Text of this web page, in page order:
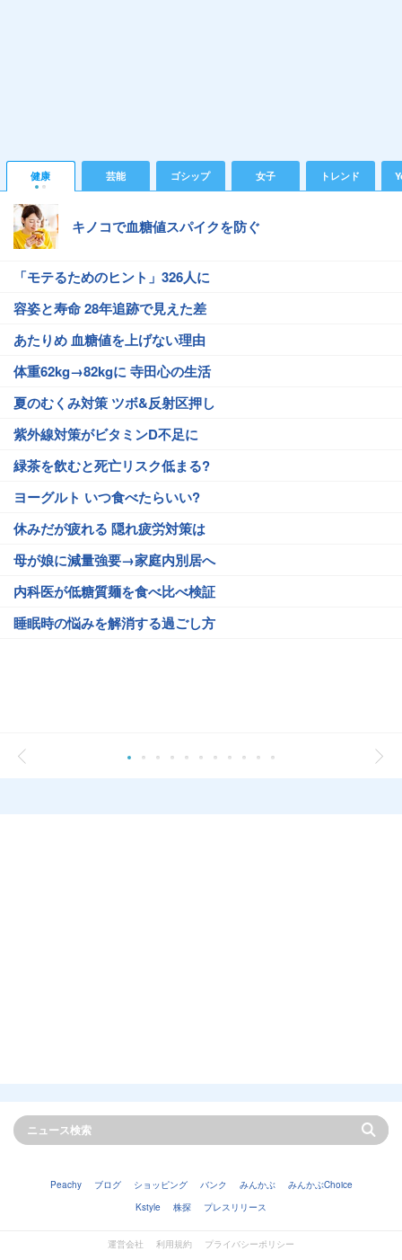
健康 芸能 ゴシップ 女子 トレンド
キノコで血糖値スパイクを防ぐ
「モテるためのヒント」326人に
容姿と寿命 28年追跡で見えた差
あたりめ 血糖値を上げない理由
体重62kg→82kgに 寺田心の生活
夏のむくみ対策 ツボ&反射区押し
紫外線対策がビタミンD不足に
緑茶を飲むと死亡リスク低まる?
ヨーグルト いつ食べたらいい?
休みだが疲れる 隠れ疲労対策は
母が娘に減量強要→家庭内別居へ
内科医が低糖質麺を食べ比べ検証
睡眠時の悩みを解消する過ごし方
Peachy ブログ ショッピング バンク みんかぶ
みんかぶChoice
Kstyle
株探 プレスリリース
運営会社 利用規約 プライバシーポリシー